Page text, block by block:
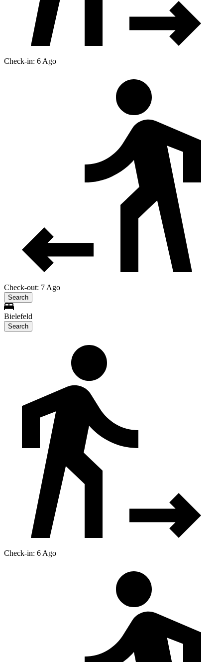
Check-in: 6 Ago
Check-out: 7 Ago
Search
Bielefeld
Search
Check-in: 6 Ago